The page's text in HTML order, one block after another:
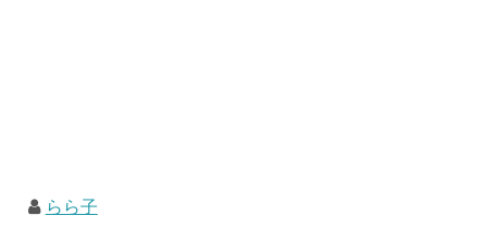
らら子